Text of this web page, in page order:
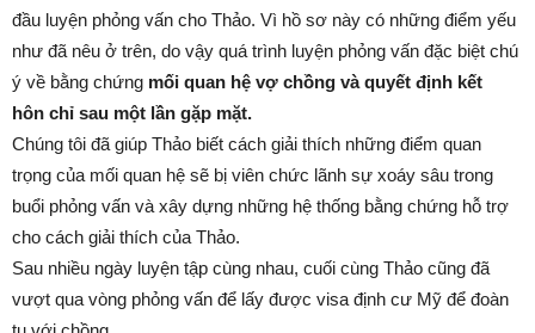
đầu luyện phỏng vấn cho Thảo. Vì hồ sơ này có những điểm yếu
như đã nêu ở trên, do vậy quá trình luyện phỏng vấn đặc biệt chú
ý về bằng chứng mối quan hệ vợ chồng và quyết định kết
hôn chỉ sau một lần gặp mặt.
Chúng tôi đã giúp Thảo biết cách giải thích những điểm quan
trọng của mối quan hệ sẽ bị viên chức lãnh sự xoáy sâu trong
buổi phỏng vấn và xây dựng những hệ thống bằng chứng hỗ trợ
cho cách giải thích của Thảo.
Sau nhiều ngày luyện tập cùng nhau, cuối cùng Thảo cũng đã
vượt qua vòng phỏng vấn để lấy được visa định cư Mỹ để đoàn